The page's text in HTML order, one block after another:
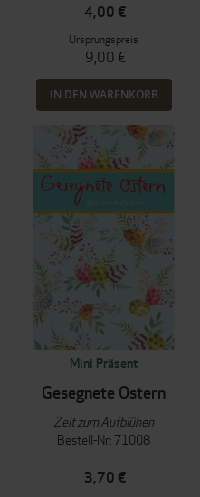
4,00 €
Ursprungspreis
9,00 €
IN DEN WARENKORB
Mini Präsent
Gesegnete Ostern
Zeit zum Aufblühen
Bestell-Nr: 71008
3,70 €